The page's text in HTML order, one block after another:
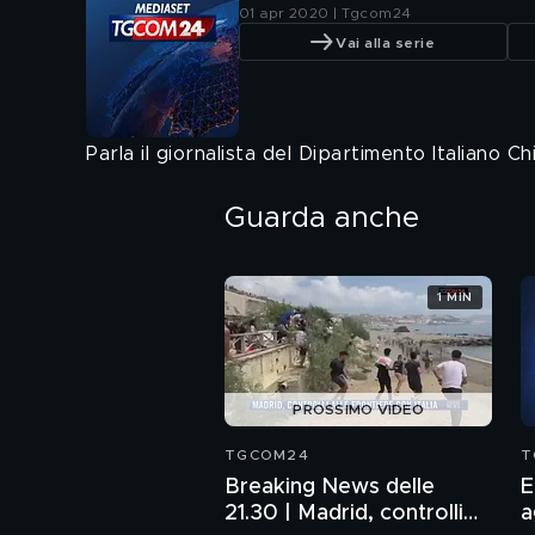
01 apr 2020 | Tgcom24
Vai alla serie
Parla il giornalista del Dipartimento Italiano
Guarda anche
PROSSIMO VIDEO
TGCOM24
Breaking News delle
21.30 | Madrid, controlli
1 MIN